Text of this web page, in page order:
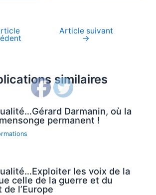
Article suivant
→
similaires
Darmanin, où la
permanent !
les voix de la
celle de la guerre et du
l’Europe